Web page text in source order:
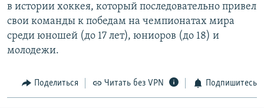
Все сайты РСЕ/РС
в истории хоккея, который последовательно привел
свои команды к победам на чемпионатах мира
среди юношей (до 17 лет), юниоров (до 18) и
молодежи.
Поделиться Читать без VPN Подпишитесь